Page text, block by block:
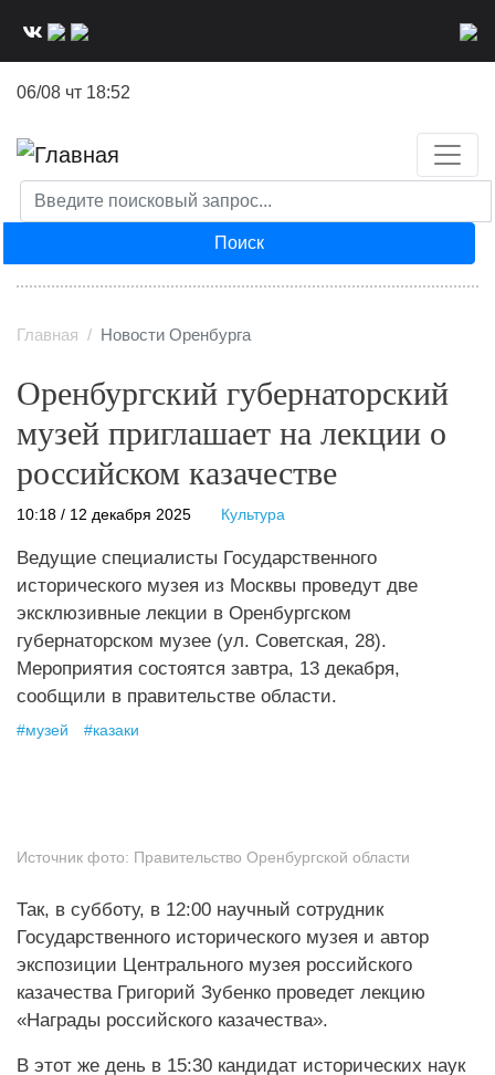
06/08 чт 18:52
Поиск
Главная Новости Оренбурга
Оренбургский губернаторский
музей приглашает на лекции о
российском казачестве
10:18 / 12 декабря 2025 Культура
Ведущие специалисты Государственного
исторического музея из Москвы проведут две
эксклюзивные лекции в Оренбургском
губернаторском музее (ул. Советская, 28).
Мероприятия состоятся завтра, 13 декабря,
сообщили в правительстве области.
#музей #казаки
Источник фото: Правительство Оренбургской области
Так, в субботу, в 12:00 научный сотрудник
Государственного исторического музея и автор
экспозиции Центрального музея российского
казачества Григорий Зубенко проведет лекцию
«Награды российского казачества».
В этот же день в 15:30 кандидат исторических наук